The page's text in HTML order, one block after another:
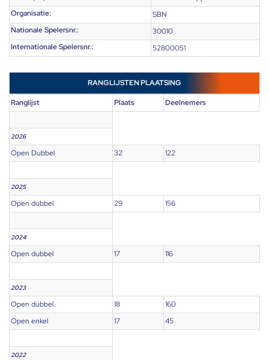
Organisatie:
SBN
Nationale Spelersnr.:
30010
Internationale Spelersnr.:
52800051
RANGLIJSTEN PLAATSING
Ranglijst Plaats Deelnemers
2026
Open Dubbel 32 122
2025
Open dubbel 29 156
2024
Open dubbel 17 116
2023
Open dubbel 18
160
Open enkel
17 45
2022